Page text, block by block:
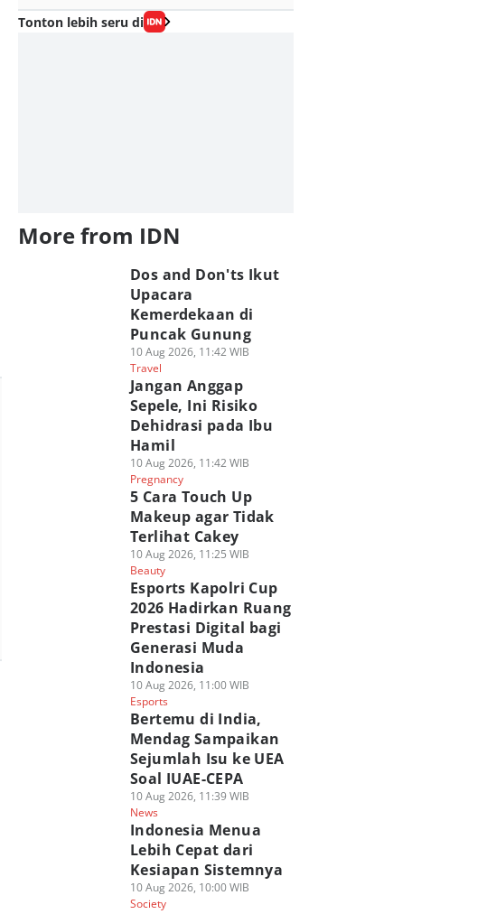
Tonton lebih seru di
More from IDN
Dos and Don'ts Ikut
Upacara
Kemerdekaan di
Puncak Gunung
10 Aug 2026, 11:42 WIB
Travel
Jangan Anggap
Sepele, Ini Risiko
Dehidrasi pada Ibu
Hamil
10 Aug 2026, 11:42 WIB
Pregnancy
5 Cara Touch Up
Makeup agar Tidak
Terlihat Cakey
10 Aug 2026, 11:25 WIB
Beauty
Esports Kapolri Cup
2026 Hadirkan Ruang
Prestasi Digital bagi
Generasi Muda
Indonesia
10 Aug 2026, 11:00 WIB
Esports
Bertemu di India,
Mendag Sampaikan
Sejumlah Isu ke UEA
Soal IUAE-CEPA
10 Aug 2026, 11:39 WIB
News
Indonesia Menua
Lebih Cepat dari
Kesiapan Sistemnya
10 Aug 2026, 10:00 WIB
Society